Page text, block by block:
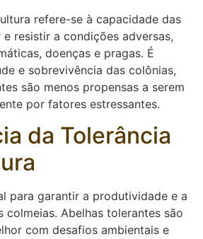
refere-se à capacidade das
resistir a condições adversas,
doenças e pragas. É
e sobrevivência das colônias,
são menos propensas a serem
por fatores estressantes.
da Tolerância
para garantir a produtividade e a
colmeias. Abelhas tolerantes são
com desafios ambientais e